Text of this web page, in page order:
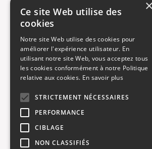
Recrutement
Rendez-vous atelier
Mentions légales
×
Ce site Web utilise des
cookies
Notre site Web utilise des cookies pour
améliorer l'expérience utilisateur. En
utilisant notre site Web, vous acceptez tous
les cookies conformément à notre Politique
relative aux cookies. En savoir plus
STRICTEMENT NÉCESSAIRES
PERFORMANCE
CIBLAGE
NON CLASSIFIÉS